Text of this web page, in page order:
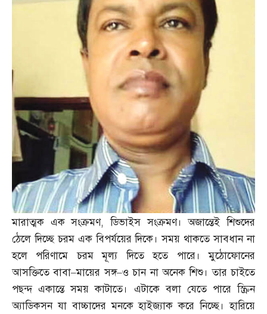
মারাত্মক এক সংক্রমণ,ডিভাইস সংক্রমণ। অজান্তেই শিশুদের
ঠেলে দিচ্ছে চরম এক বিপর্যয়ের দিকে। সময় থাকতে সাবধান না
হলে পরিণামে চরম মূল্য দিতে হতে পারে। মুঠোফোনের
আসক্তিতে বাবা–মায়ের সঙ্গ–ও চান না অনেক শিশু। তার চাইতে
পছন্দ একান্তে সময় কাটাতে। এটাকে বলা যেতে পারে স্ক্রিন
অ্যাডিকসন যা বাচ্চাদের মনকে হাইজ্যাক করে নিচ্ছে। হারিয়ে